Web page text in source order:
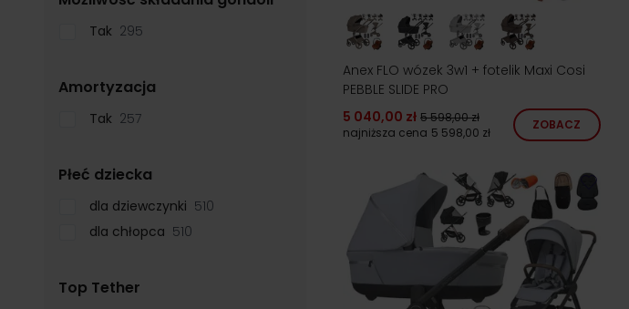
Tak 295
Amortyzacja
Tak 257
Płeć dziecka
dla dziewczynki 510
dla chłopca 510
Top Tether
Anex FLO wózek 3w1 + fotelik Maxi Cosi
PEBBLE SLIDE PRO
5 040,00 zł 5 598,00 zł
najniższa cena 5 598,00 zł
ZOBACZ